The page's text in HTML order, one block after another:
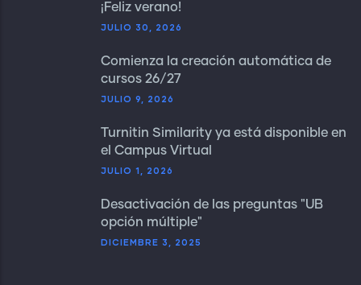
¡Feliz verano!
JULIO 30, 2026
Comienza la creación automática de
cursos 26/27
JULIO 9, 2026
Turnitin Similarity ya está disponible en
el Campus Virtual
JULIO 1, 2026
Desactivación de las preguntas "UB
opción múltiple"
DICIEMBRE 3, 2025